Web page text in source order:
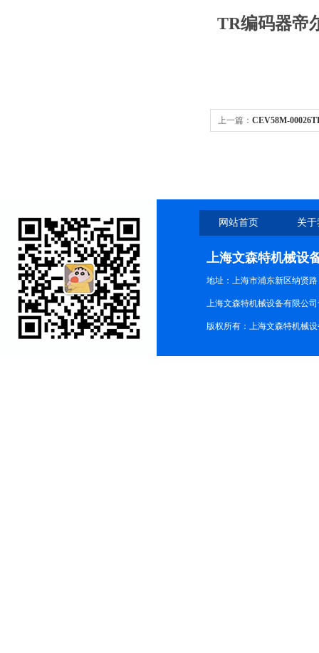
TR编码器帝
上一篇： CEV58M-
网站首页 关
上海文森特机械设
地址：上海市浦东新区纳贤路
上海文森特机械设备有限公
版权所有：上海文森特机械